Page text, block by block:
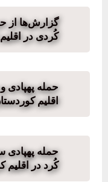
گزارش‌ها از
کُردی در
حمله پهپادی
اقلیم
حمله پهپادی
کُرد در اقلیم